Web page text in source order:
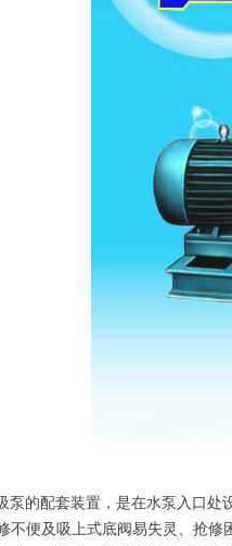
泵的配套装置，是在水泵入口
不便及吸上式底阀易失灵、抢